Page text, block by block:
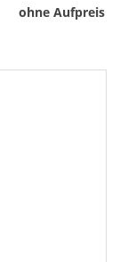
ohne Aufpreis